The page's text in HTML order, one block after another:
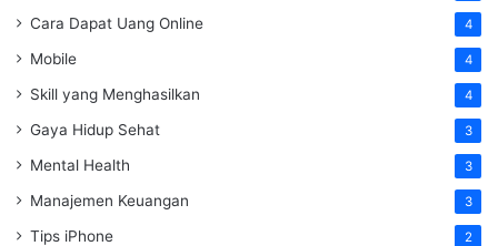
Cara Dapat Uang Online 4
Mobile 4
Skill yang Menghasilkan 4
Gaya Hidup Sehat 3
Mental Health 3
Manajemen Keuangan 3
Tips iPhone 2